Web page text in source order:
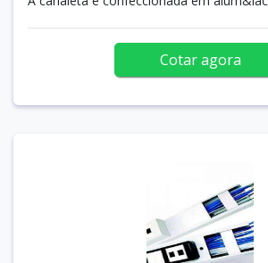
Cotar agora